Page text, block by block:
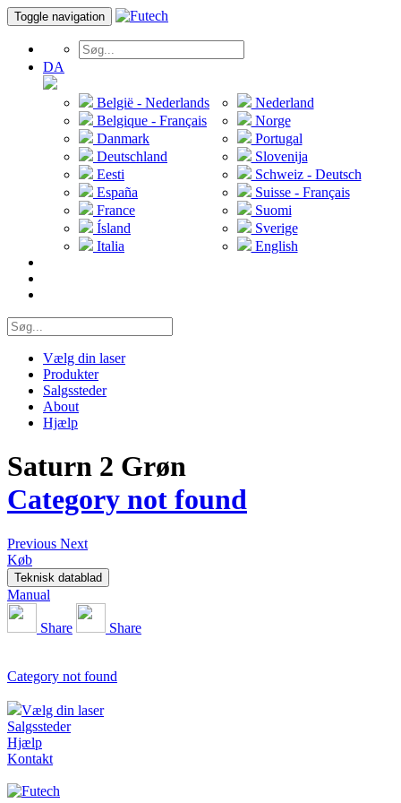
Toggle navigation
DA
België - Nederlands
Belgique - Français
Danmark
Deutschland
Eesti
España
France
Ísland
Italia
Nederland
Norge
Portugal
Slovenija
Schweiz - Deutsch
Suisse - Français
Suomi
Sverige
English
Vælg din laser
Produkter
Salgssteder
About
Hjælp
Saturn 2 Grøn
Category not found
Previous Next
Køb
Teknisk datablad
Manual
Share Share
Category not found
Vælg din laser
Salgssteder
Hjælp
Kontakt